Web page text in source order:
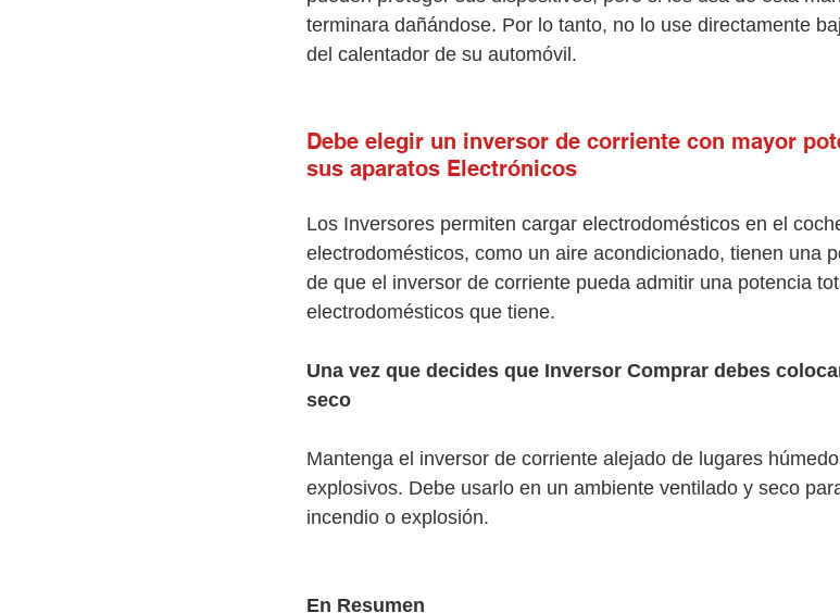
terminara dañándose. Por lo tanto, no lo use directamente
del calentador de su automóvil.
Debe elegir un inversor de corriente con mayor
sus aparatos Electrónicos
Los Inversores permiten cargar electrodomésticos en el
electrodomésticos, como un aire acondicionado, tienen una
de que el inversor de corriente pueda admitir una potencia
electrodomésticos que tiene.
Una vez que decides que Inversor Comprar debes
seco
Mantenga el inversor de corriente alejado de lugares
explosivos. Debe usarlo en un ambiente ventilado y seco
incendio o explosión.
En Resumen